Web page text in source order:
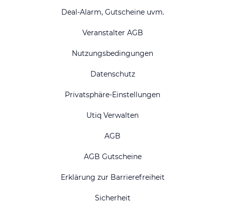
Deal-Alarm, Gutscheine uvm.
Veranstalter AGB
Nutzungsbedingungen
Datenschutz
Privatsphäre-Einstellungen
Utiq Verwalten
AGB
AGB Gutscheine
Erklärung zur Barrierefreiheit
Sicherheit